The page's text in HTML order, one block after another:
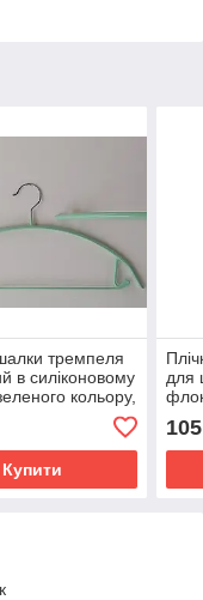
тремпеля
в силіконовому
кольору,
Купити
для
105